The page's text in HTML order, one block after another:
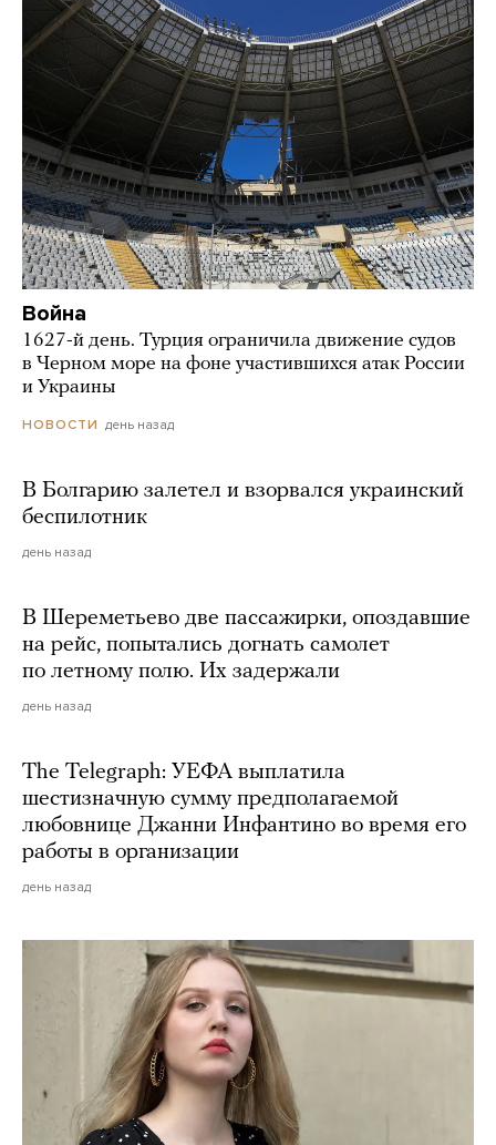
Война
1627-й день. Турция ограничила движение судов
в Черном море на фоне участившихся атак России
и Украины
НОВОСТИ день назад
В Болгарию залетел и взорвался украинский
беспилотник
день назад
В Шереметьево две пассажирки, опоздавшие
на рейс, попытались догнать самолет
по летному полю. Их задержали
день назад
The Telegraph: УЕФА выплатила
шестизначную сумму предполагаемой
любовнице Джанни Инфантино во время его
работы в организации
день назад